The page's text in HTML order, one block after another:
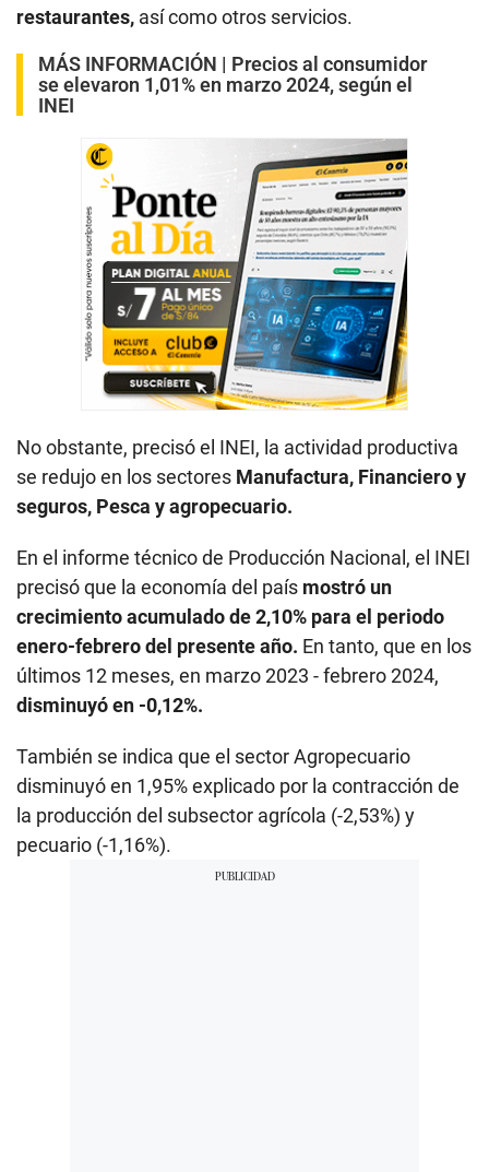
restaurantes, así como otros servicios.
MÁS INFORMACIÓN | Precios al consumidor
se elevaron 1,01% en marzo 2024, según el
INEI
No obstante, precisó el INEI, la actividad productiva
se redujo en los sectores Manufactura, Financiero y
seguros, Pesca y agropecuario.
En el informe técnico de Producción Nacional, el INEI
precisó que la economía del país mostró un
crecimiento acumulado de 2,10% para el periodo
enero-febrero del presente año. En tanto, que en los
últimos 12 meses, en marzo 2023 - febrero 2024,
disminuyó en -0,12%.
También se indica que el sector Agropecuario
disminuyó en 1,95% explicado por la contracción de
la producción del subsector agrícola (-2,53%) y
pecuario (-1,16%).